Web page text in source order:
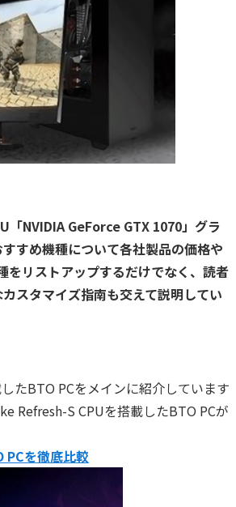
「NVIDIA GeForce GTX 1070」グラ
すめ機種について各社製品の価格や
をリストアップするだけでなく、読者
スタマイズ指南も交えて説明してい
たBTO PCをメインに紹介しています
Refresh-S CPUを搭載したBTO PCが
を徹底比較